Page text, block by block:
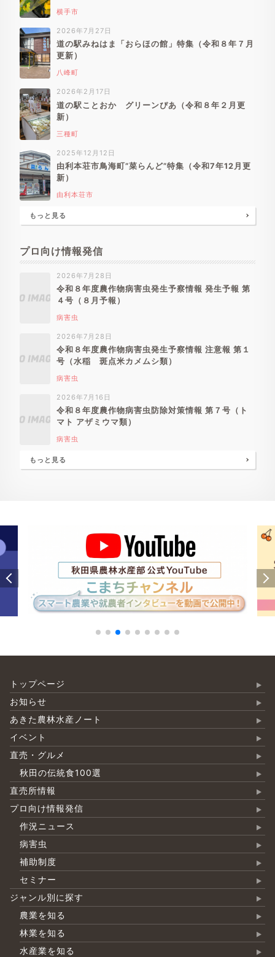
横手市
2026年7月27日
道の駅みねはま「おらほの館」特集（令和８年７月
更新）
八峰町
2026年2月17日
道の駅ことおか グリーンぴあ（令和８年２月更
新）
三種町
2025年12月12日
由利本荘市鳥海町”菜らんど”特集（令和7年12月更
新）
由利本荘市
もっと見る
プロ向け情報発信
2026年7月28日
令和８年度農作物病害虫発生予察情報 発生予報 第
４号（８月予報）
病害虫
2026年7月28日
令和８年度農作物病害虫発生予察情報 注意報 第１
号（水稲 斑点米カメムシ類）
病害虫
2026年7月16日
令和８年度農作物病害虫防除対策情報 第７号（ト
マト アザミウマ類）
病害虫
もっと見る
トップページ
お知らせ
あきた農林水産ノート
イベント
直売・グルメ
秋田の伝統食100選
直売所情報
プロ向け情報発信
作況ニュース
病害虫
補助制度
セミナー
ジャンル別に探す
農業を知る
林業を知る
水産業を知る